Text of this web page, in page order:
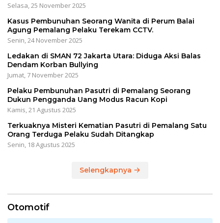
Selasa, 25 November 2025
Kasus Pembunuhan Seorang Wanita di Perum Balai
Agung Pemalang Pelaku Terekam CCTV.
Senin, 24 November 2025
Ledakan di SMAN 72 Jakarta Utara: Diduga Aksi Balas
Dendam Korban Bullying
Jumat, 7 November 2025
Pelaku Pembunuhan Pasutri di Pemalang Seorang
Dukun Pengganda Uang Modus Racun Kopi
Kamis, 21 Agustus 2025
Terkuaknya Misteri Kematian Pasutri di Pemalang Satu
Orang Terduga Pelaku Sudah Ditangkap
Senin, 18 Agustus 2025
Selengkapnya
Otomotif